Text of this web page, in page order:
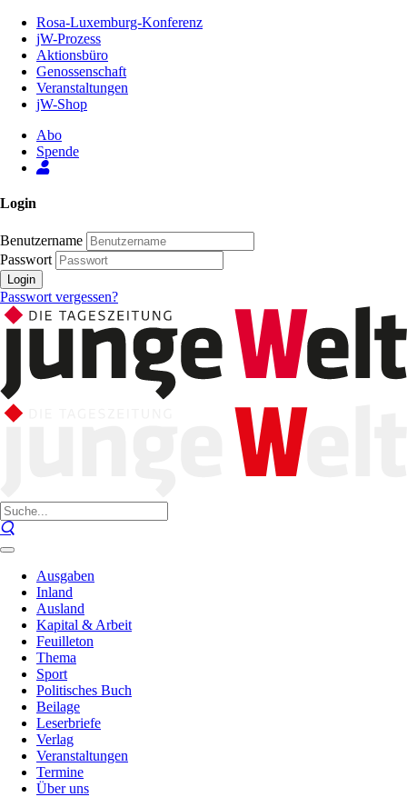
Inhalt
Seite
Rosa-Luxemburg-Konferenz
jW-Prozess
Aktionsbüro
Genossenschaft
Veranstaltungen
jW-Shop
Abo
Spende
Login
Benutzername
Passwort
Login
Passwort vergessen?
Ausgaben
Inland
Ausland
Kapital & Arbeit
Feuilleton
Thema
Sport
Politisches Buch
Beilage
Leserbriefe
Verlag
Veranstaltungen
Termine
Über uns